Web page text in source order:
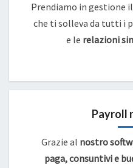
Prendiamo in gestione
che ti solleva da tutti i
e le relazioni
Payroll
Grazie al nostro
paga, consuntivi e